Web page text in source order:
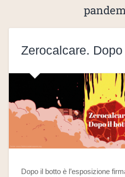
Zerocalcare.
Dopo il botto è l’esposizione